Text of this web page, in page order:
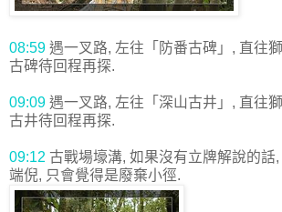
08:59 遇一叉路, 左往「防番古碑」, 直往
古碑待回程再探.
09:09 遇一叉路, 左往「深山古井」, 直往
古井待回程再探.
09:12 古戰場壕溝, 如果沒有立牌解說的話
端倪, 只會覺得是廢棄小徑.